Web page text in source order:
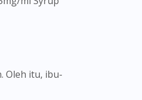
Oleh itu, ibu-